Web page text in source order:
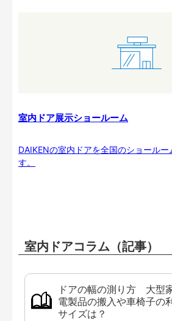
室内ドア展示ショールーム
DAIKENの室内ドアを全国のショールー
す。
室内ドアコラム（記事）
ドアの幅の測り方 大型
電製品の搬入や車椅子の
サイズは？